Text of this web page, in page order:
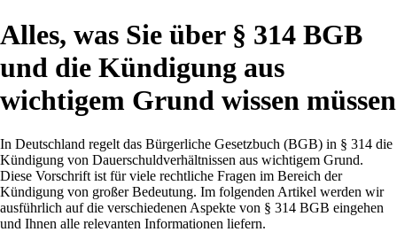
Alles, was Sie über § 314 BGB
und die Kündigung aus
wichtigem Grund wissen müssen
In Deutschland regelt das Bürgerliche Gesetzbuch (BGB) in § 314 die
Kündigung von Dauerschuldverhältnissen aus wichtigem Grund.
Diese Vorschrift ist für viele rechtliche Fragen im Bereich der
Kündigung von großer Bedeutung. Im folgenden Artikel werden wir
ausführlich auf die verschiedenen Aspekte von § 314 BGB eingehen
und Ihnen alle relevanten Informationen liefern.